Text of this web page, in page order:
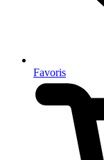
Favoris